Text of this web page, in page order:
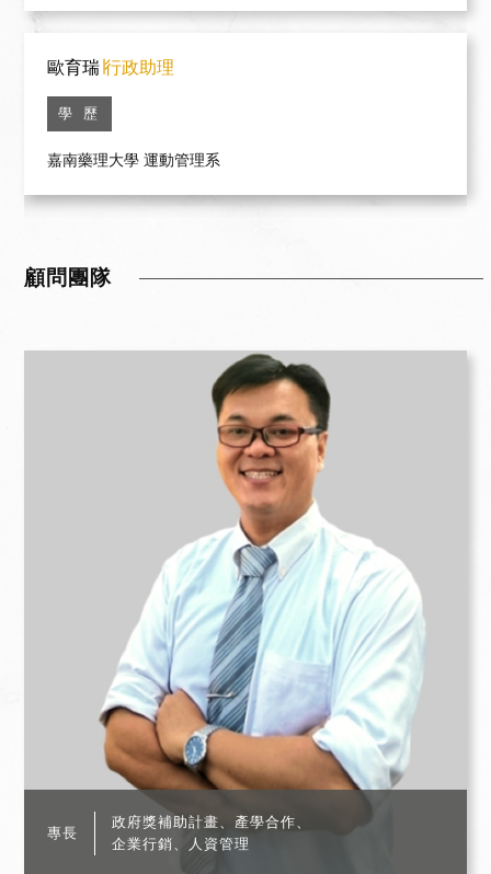
歐育瑞∣行政助理
學 歷
嘉南藥理大學 運動管理系
顧問團隊
專長
政府獎補助計畫、產學合作、
企業行銷、人資管理